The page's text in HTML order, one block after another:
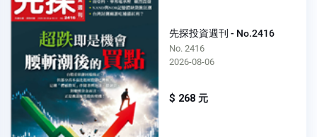
先探投資週刊 - No.2416
No. 2416
2026-08-06
$ 268 元